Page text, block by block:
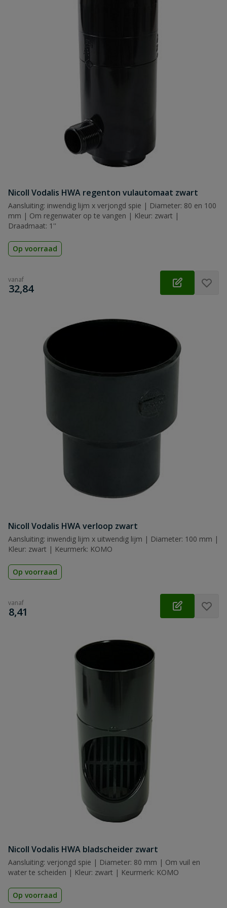
Nicoll Vodalis HWA regenton vulautomaat zwart
Aansluiting: inwendig lijm x verjongd spie | Diameter: 80 en 100
mm | Om regenwater op te vangen | Kleur: zwart |
Draadmaat: 1''
Op voorraad
vanaf
€
32,84
Nicoll Vodalis HWA verloop zwart
Aansluiting: inwendig lijm x uitwendig lijm | Diameter: 100 mm |
Kleur: zwart | Keurmerk: KOMO
Op voorraad
vanaf
€
8,41
Nicoll Vodalis HWA bladscheider zwart
Aansluiting: verjongd spie | Diameter: 80 mm | Om vuil en
water te scheiden | Kleur: zwart | Keurmerk: KOMO
Op voorraad